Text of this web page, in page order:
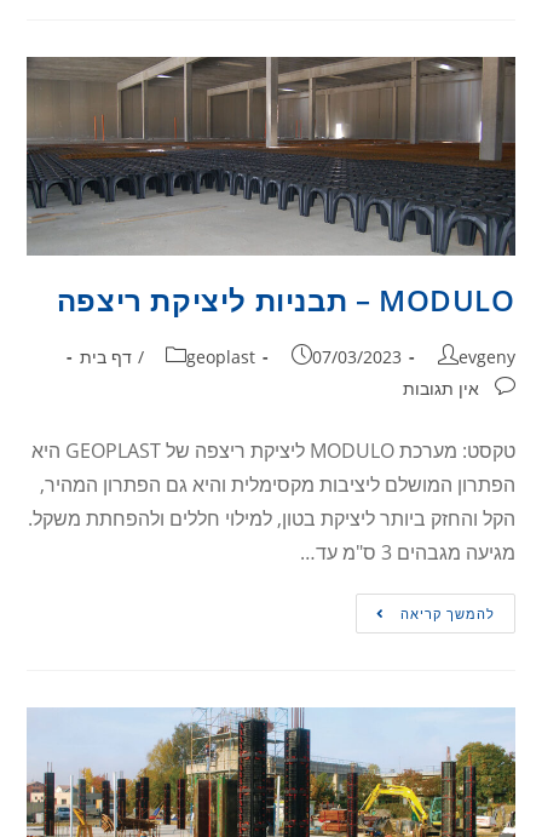
MODULO – תבניות ליציקת ריצפה
evgeny
07/03/2023
geoplast
/ דף בית
אין תגובות
טקסט: מערכת MODULO ליציקת ריצפה של GEOPLAST היא
הפתרון המושלם ליציבות מקסימלית והיא גם הפתרון המהיר,
הקל והחזק ביותר ליציקת בטון, למילוי חללים ולהפחתת משקל.
מגיעה מגבהים 3 ס"מ עד…
להמשך קריאה